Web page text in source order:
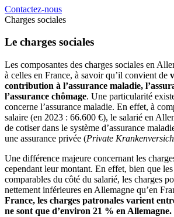
Contactez-nous
Charges sociales
Le charges sociales
Les composantes des charges sociales en
à celles en France, à savoir qu’il convient de
contribution à l’assurance maladie,
l’assurance chômage. Une particularité
concerne l’assurance maladie. En effet, à
salaire (en 2023 : 66.600 €), le salarié en
de cotiser dans le système d’assurance
une assurance privée (Private
Une différence majeure concernant les
cependant leur montant. En effet, bien que
comparables du côté du salarié, les charges
nettement inférieures en Allemagne qu’en
France, les charges patronales varient
ne sont que d’environ 21 % en Allemagne.